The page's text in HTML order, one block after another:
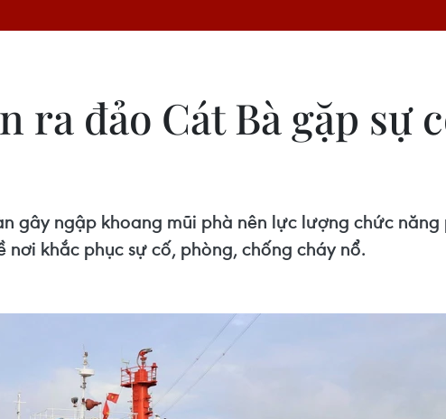
ra đảo Cát Bà gặp sự
gây ngập khoang mũi phà nên lực lượng chức
khắc phục sự cố, phòng, chống cháy nổ.